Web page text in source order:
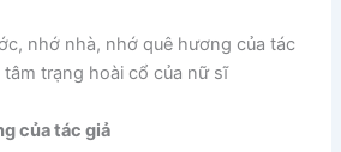
nhớ nhà, nhớ quê hương của tác
trạng hoài cổ của nữ sĩ
của tác giả